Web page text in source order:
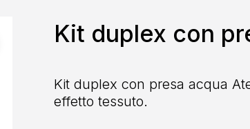
Kit duplex con
Kit duplex con presa acqua
effetto tessuto.